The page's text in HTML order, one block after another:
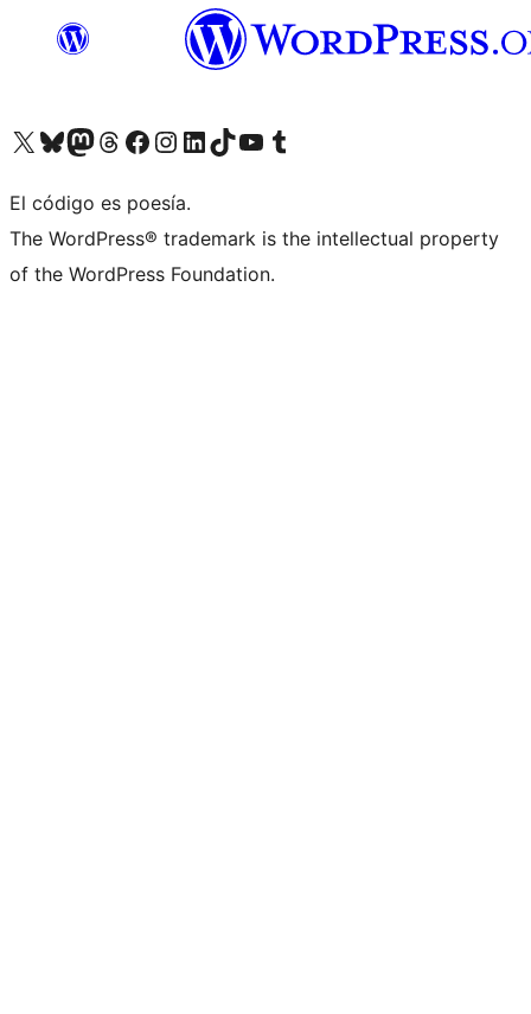
Visita nuestra cuenta de X (anteriormente Twitter)
Visita nuestra cuenta de Bluesky
Visita nuestra cuenta de Mastodon
Visita nuestra cuenta de Threads
Visita nuestra página de Facebook
Visita nuestra cuenta de Instagram
Visita nuestra cuenta de LinkedIn
Visita nuestra cuenta de TikTok
Visita nuestro canal de YouTube
Visita nuestra cuenta de Tumblr
El código es poesía.
The WordPress® trademark is the intellectual property
of the WordPress Foundation.